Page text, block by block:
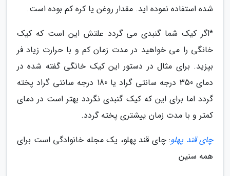
شده استفاده نموده اید. مقدار روغن یا کره کم بوده است.
*اگر کیک شما گنبدی می گردد علتش این است که کیک
خانگی را می خواهید در مدت زمان کم و با حرارت زیاد فر
بپزید. برای مثال در دستور این کیک خانگی گفته شده در
دمای 350 درجه سانتی گراد یا 180 درجه سانتی گراد پخته
گردد اما برای این که کیک گنبدی نگردد بهتر است در دمای
کمتر و با مدت زمان ییشتری پخته گردد.
چای قند پهلو: چای قند پهلو، یک مجله خانوادگی است برای
همه سنین